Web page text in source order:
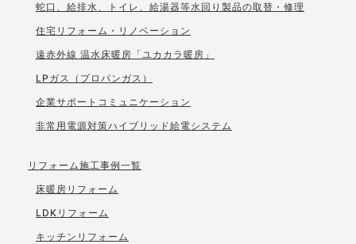
蛇口、給排水、トイレ、給湯器等水回り製品の取替・修理
住宅リフォーム・リノベーション
遠赤外線 温水床暖房「ユカカラ暖房」
LPガス（プロパンガス）
企業サポートコミュニケーション
非常用電源対策ハイブリッド給電システム
リフォーム施工事例一覧
床暖房リフォーム
LDKリフォーム
キッチンリフォーム